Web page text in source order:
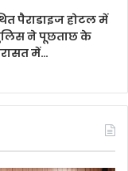
पैराडाइज होटल में
ने पूछताछ के
में…